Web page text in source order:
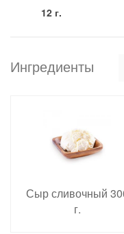
12 г.
Ингредиенты
Сыр сливочный
г.